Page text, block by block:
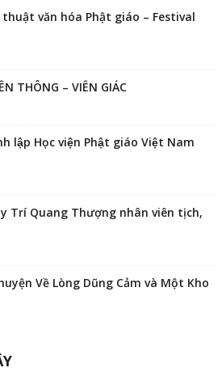
văn hóa Phật giáo – Festival
THÔNG – VIÊN GIÁC
lập Học viện Phật giáo Việt Nam
Trí Quang Thượng nhân viên tịch,
Về Lòng Dũng Cảm và Một Kho